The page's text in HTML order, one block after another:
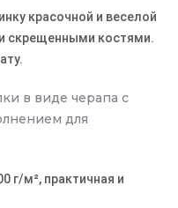
красочной и веселой
скрещенными костями.
в виде черапа с
для
г/м², практичная и